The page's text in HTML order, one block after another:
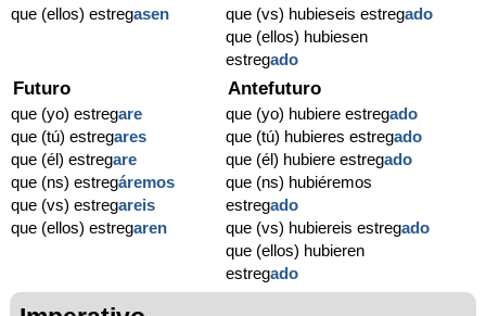
que (ellos) estregasen que (vs) hubieseis estregado
que (ellos) hubiesen
estregado
Futuro
que (yo) estregare
que (tú) estregares
que (él) estregare
que (ns) estregáremos
que (vs) estregareis
que (ellos) estregaren
Antefuturo
que (yo) hubiere estregado
que (tú) hubieres estregado
que (él) hubiere estregado
que (ns) hubiéremos
estregado
que (vs) hubiereis estregado
que (ellos) hubieren
estregado